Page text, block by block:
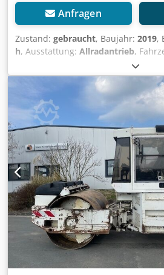
Anfragen
Zustand: gebraucht, Baujahr: 2019,
h, Ausstattung: Allradantrieb,
Irrtümer & Zwischenverkauf
Ahijrf